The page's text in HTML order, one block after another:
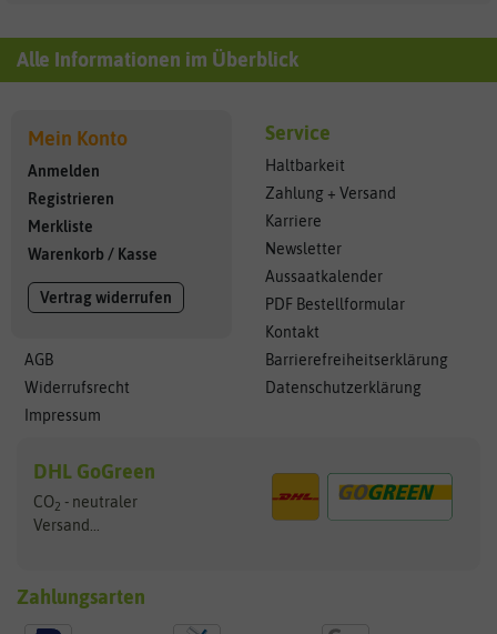
Alle Informationen im Überblick
Mein Konto
Anmelden
Registrieren
Merkliste
Warenkorb / Kasse
Vertrag widerrufen
AGB
Widerrufsrecht
Impressum
Service
Haltbarkeit
Zahlung + Versand
Karriere
Newsletter
Aussaatkalender
PDF Bestellformular
Kontakt
Barrierefreiheitserklärung
Datenschutzerklärung
DHL GoGreen
CO2 - neutraler
Versand...
Zahlungsarten